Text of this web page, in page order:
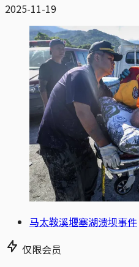
2025-11-19
马太鞍溪堰塞湖溃坝事件
仅限会员